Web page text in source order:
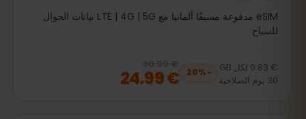
eSIM مدفوعة مسبقًا ألمانيا مع LTE | 4G | 5G بيانات الجوال
للسياح
€ 0.83 لكل GB
30 يوم الصلاحية
−
20%
20% off, was
€ 24.99 € 30.99
€ 24.99